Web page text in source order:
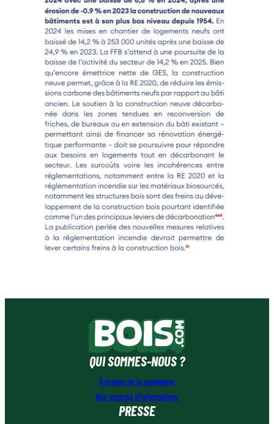
QUI SOMMES-NOUS ?
À propos de la campagne
Nos sources d’informations
PRESSE